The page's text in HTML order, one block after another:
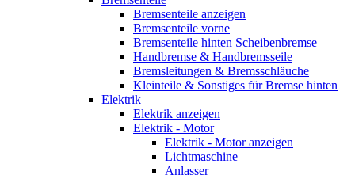
Bremsenteile anzeigen
Bremsenteile vorne
Bremsenteile hinten Scheibenbremse
Handbremse & Handbremsseile
Bremsleitungen & Bremsschläuche
Kleinteile & Sonstiges für Bremse hinten
Elektrik
Elektrik anzeigen
Elektrik - Motor
Elektrik - Motor anzeigen
Lichtmaschine
Anlasser